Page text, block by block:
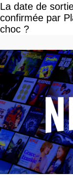
La date de
confirmée par
choc ?